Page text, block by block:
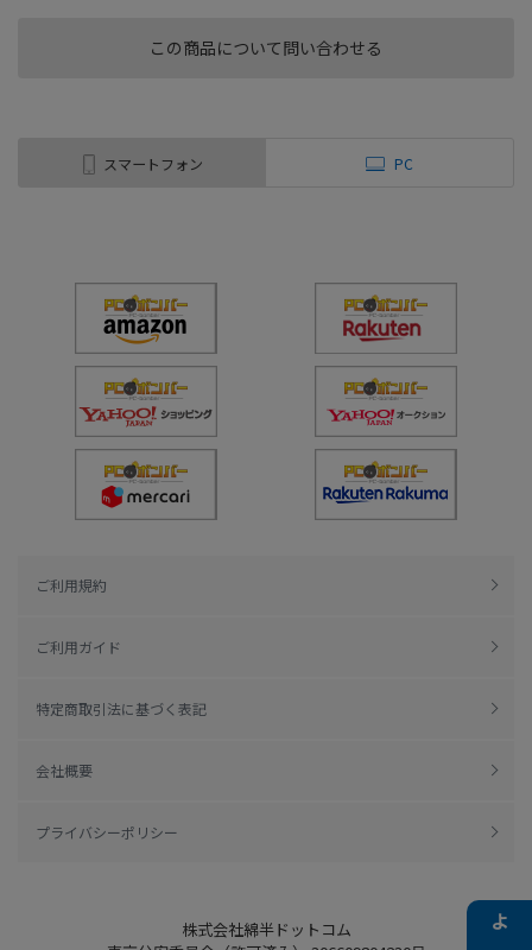
この商品について問い合わせる
スマートフォン PC
ご利用規約
ご利用ガイド
特定商取引法に基づく表記
会社概要
プライバシーポリシー
株式会社綿半ドットコム